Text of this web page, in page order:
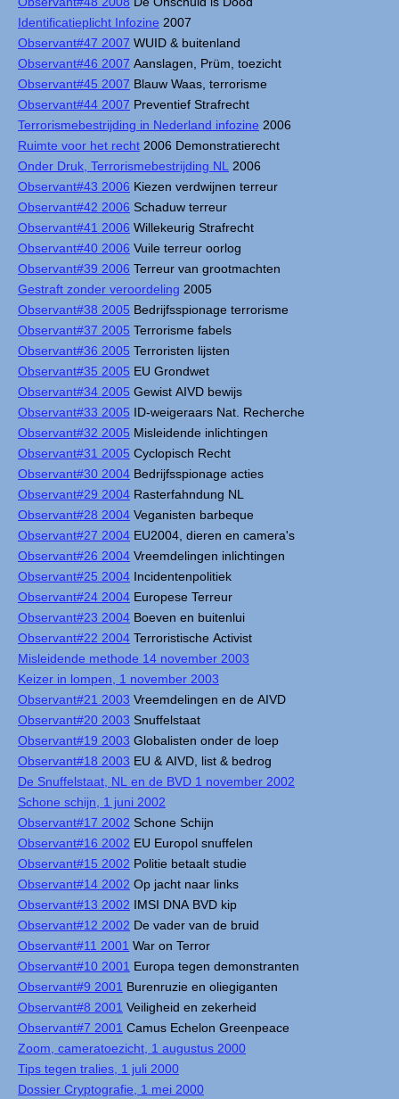
Identificatieplicht Infozine 2007
Observant#47 2007 WUID & buitenland
Observant#46 2007 Aanslagen, Prüm, toezicht
Observant#45 2007 Blauw Waas, terrorisme
Observant#44 2007 Preventief Strafrecht
Terrorismebestrijding in Nederland infozine 2006
Ruimte voor het recht 2006 Demonstratierecht
Onder Druk, Terrorismebestrijding NL
2006
Observant#43 2006 Kiezen verdwijnen terreur
Observant#42 2006 Schaduw terreur
Observant#41 2006 Willekeurig Strafrecht
Observant#40 2006 Vuile terreur oorlog
Observant#39 2006 Terreur van grootmachten
Gestraft zonder veroordeling 2005
Observant#38 2005 Bedrijfsspionage terrorisme
Observant#37 2005 Terrorisme fabels
Observant#36 2005 Terroristen lijsten
Observant#35 2005 EU Grondwet
Observant#34 2005 Gewist AIVD bewijs
Observant#33 2005 ID-weigeraars Nat. Recherche
Observant#32 2005 Misleidende inlichtingen
Observant#31 2005 Cyclopisch Recht
Observant#30 2004 Bedrijfsspionage acties
Observant#29 2004 Rasterfahndung NL
Observant#28 2004 Veganisten barbeque
Observant#27 2004 EU2004, dieren en camera's
Observant#26 2004 Vreemdelingen inlichtingen
Observant#25 2004 Incidentenpolitiek
Observant#24 2004 Europese Terreur
Observant#23 2004 Boeven en buitenlui
Observant#22 2004 Terroristische Activist
Misleidende methode 14 november 2003
Keizer in lompen, 1 november 2003
Observant#21 2003 Vreemdelingen en de AIVD
Observant#20 2003 Snuffelstaat
Observant#19 2003 Globalisten onder de loep
Observant#18 2003 EU & AIVD, list & bedrog
De Snuffelstaat, NL en de BVD 1 november 2002
Schone schijn, 1 juni 2002
Observant#17 2002 Schone Schijn
Observant#16 2002 EU Europol snuffelen
Observant#15 2002 Politie betaalt studie
Observant#14 2002 Op jacht naar links
Observant#13 2002 IMSI DNA BVD kip
Observant#12 2002 De vader van de bruid
Observant#11 2001 War on Terror
Observant#10 2001 Europa tegen demonstranten
Observant#9 2001 Burenruzie en oliegiganten
Observant#8 2001 Veiligheid en zekerheid
Observant#7 2001 Camus Echelon Greenpeace
Zoom, cameratoezicht, 1 augustus 2000
Tips tegen tralies, 1 juli 2000
Dossier Cryptografie, 1 mei 2000